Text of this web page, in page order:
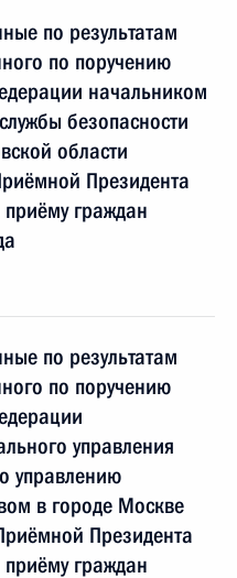
по результатам
по поручению
начальником
безопасности
области
Президента
граждан
по результатам
по поручению
управления
управлению
в городе Москве
Президента
граждан